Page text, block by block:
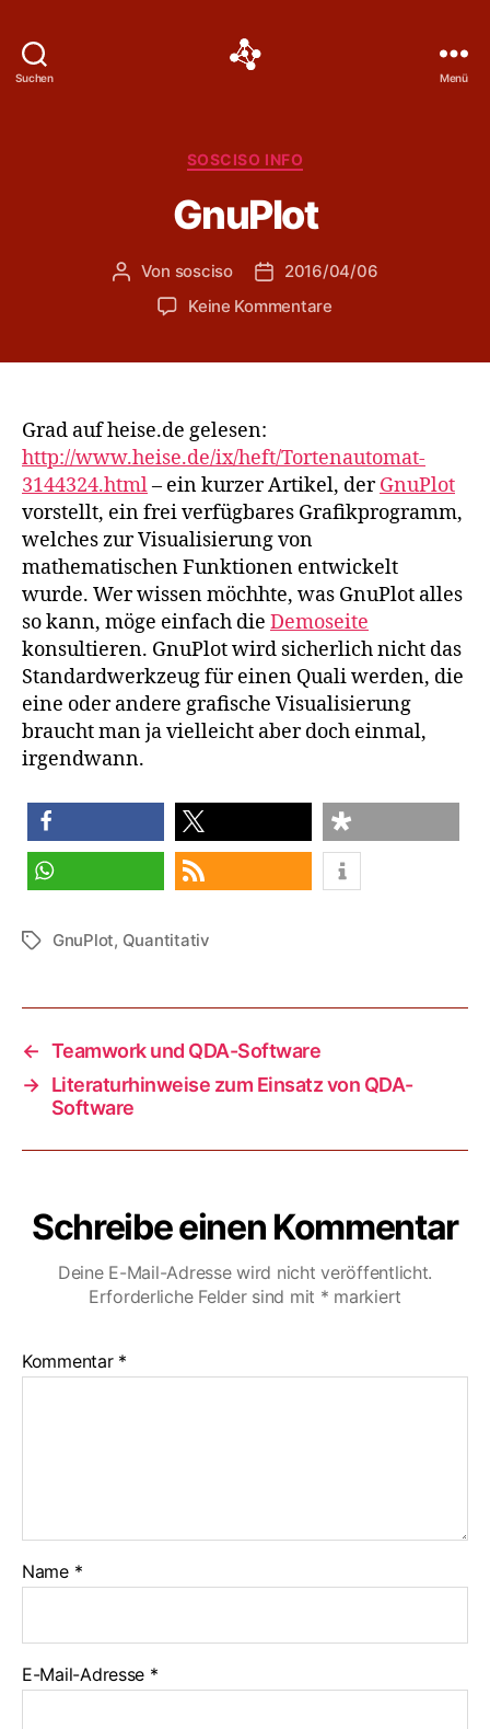
Suchen Menü
Kategorien
SOSCISO INFO
GnuPlot
Beitragsautor
Von sosciso Veröffentlichungsdatum
2016/04/06
Keine Kommentarezu
Grad auf heise.de gelesen:
http://www.heise.de/ix/heft/Tortenautomat-
3144324.html– ein kurzer Artikel, derGnuPlot
vorstellt, ein frei verfügbares Grafikprogramm,
welches zur Visualisierung von
mathematischen Funktionen entwickelt
wurde. Wer wissen möchhte, was GnuPlot alles
so kann, möge einfach die Demoseite
konsultieren. GnuPlot wird sicherlich nicht das
Standardwerkzeug für einen Quali werden, die
eine oder andere grafische Visualisierung
braucht man ja vielleicht aber doch einmal,
irgendwann.
teilen teilen teilen
Schlagwörter
GnuPlot, Quantitativ
← Teamwork und QDA-Software
→ Literaturhinweise zum Einsatz von QDA-
Software
Schreibe einen Kommentar
Deine E-Mail-Adresse wird nicht veröffentlicht.
Erforderliche Felder sind mit * markiert
Kommentar *
Name *
E-Mail-Adresse *